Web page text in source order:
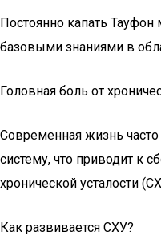
Постоянно капать Тауфон
базовыми знаниями в
Головная боль от
Современная жизнь
систему, что приводит к
хронической усталости
Как развивается СХУ?